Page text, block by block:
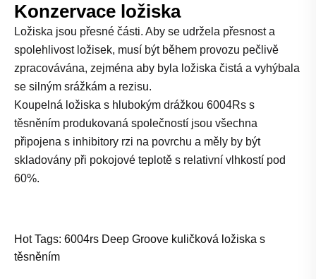
Konzervace ložiska
Ložiska jsou přesné části. Aby se udržela přesnost a
spolehlivost ložisek, musí být během provozu pečlivě
zpracovávána, zejména aby byla ložiska čistá a vyhýbala
se silným srážkám a rezisu.
Koupelná ložiska s hlubokým drážkou 6004Rs s
těsněním produkovaná společností jsou všechna
připojena s inhibitory rzi na povrchu a měly by být
skladovány při pokojové teplotě s relativní vlhkostí pod
60%.
Hot Tags: 6004rs Deep Groove kuličková ložiska s
těsněním